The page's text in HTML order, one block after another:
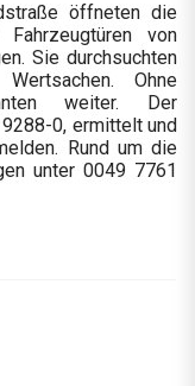
öffneten die
von
Sie durchsuchten
Ohne
weiter. Der
0, ermittelt und
Rund um die
unter 0049 7761